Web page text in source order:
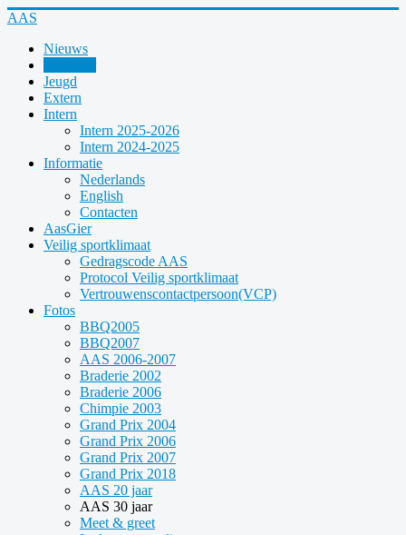
AAS
Nieuws
Jeugd
Extern
Intern
Intern 2025-2026
Intern 2024-2025
Informatie
Nederlands
English
Contacten
AasGier
Veilig sportklimaat
Gedragscode AAS
Protocol Veilig sportklimaat
Vertrouwenscontactpersoon(VCP)
Fotos
BBQ2005
BBQ2007
AAS 2006-2007
Braderie 2002
Braderie 2006
Chimpie 2003
Grand Prix 2004
Grand Prix 2006
Grand Prix 2007
Grand Prix 2018
AAS 20 jaar
AAS 30 jaar
Meet & greet
Year
Month
Year
Month